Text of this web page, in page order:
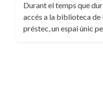
Durant el temps que
accés a la biblioteca de
préstec, un espai únic